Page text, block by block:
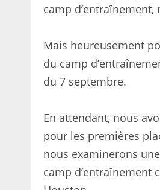
camp
Mais heureusement
du camp
du 7 septembre.
En attendant, nous
pour les premières
nous examinerons
camp d’entraînement